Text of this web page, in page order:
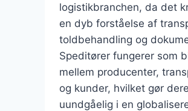
logistikbranchen, da det
en dyb forståelse af
toldbehandling og
Speditører fungerer som
mellem producenter,
og kunder, hvilket gør
uundgåelig i en